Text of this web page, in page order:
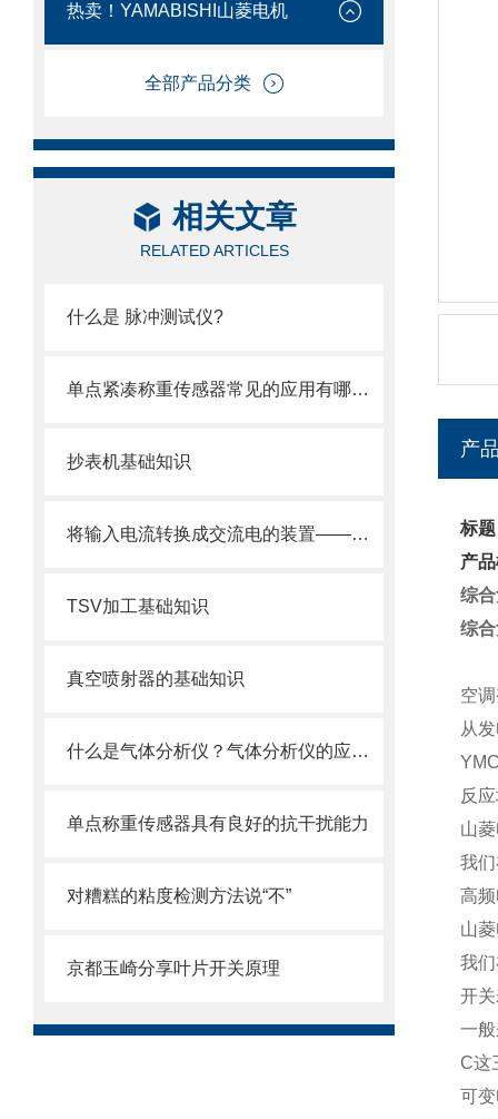
热卖！YAMABISHI山菱电机
全部产品分类
相关文章
RELATED ARTICLES
什么是 脉冲测试仪?
单点紧凑称重传感器常见的应用有哪些？
抄表机基础知识
将输入电流转换成交流电的装置——逆变器
TSV加工基础知识
真空喷射器的基础知识
什么是气体分析仪？气体分析仪的应用及原理
单点称重传感器具有良好的抗干扰能力
对糟糕的粘度检测方法说“不”
京都玉崎分享叶片开关原理
产
标
产
综
综
空
从
反
山
我
高
山
我
开
一
C这
可